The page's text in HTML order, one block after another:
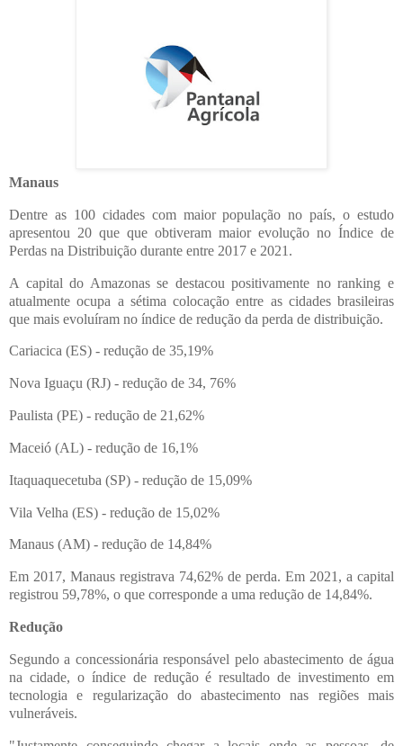
Manaus
Dentre as 100 cidades com maior população no país, o estudo
apresentou 20 que que obtiveram maior evolução no Índice de
Perdas na Distribuição durante entre 2017 e 2021.
A capital do Amazonas se destacou positivamente no ranking e
atualmente ocupa a sétima colocação entre as cidades brasileiras
que mais evoluíram no índice de redução da perda de distribuição.
Cariacica (ES) - redução de 35,19%
Nova Iguaçu (RJ) - redução de 34, 76%
Paulista (PE) - redução de 21,62%
Maceió (AL) - redução de 16,1%
Itaquaquecetuba (SP) - redução de 15,09%
Vila Velha (ES) - redução de 15,02%
Manaus (AM) - redução de 14,84%
Em 2017, Manaus registrava 74,62% de perda. Em 2021, a capital
registrou 59,78%, o que corresponde a uma redução de 14,84%.
Redução
Segundo a concessionária responsável pelo abastecimento de água
na cidade, o índice de redução é resultado de investimento em
tecnologia e regularização do abastecimento nas regiões mais
vulneráveis.